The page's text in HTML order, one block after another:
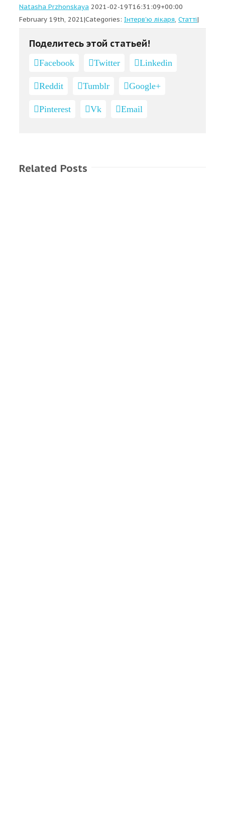
Natasha Przhonskaya 2021-02-19T16:31:09+00:00
February 19th, 2021|Categories: Інтерв'ю лікаря, Статті|
Поделитесь этой статьей!
Facebook Twitter Linkedin
Reddit Tumblr Google+
Pinterest Vk Email
Related Posts